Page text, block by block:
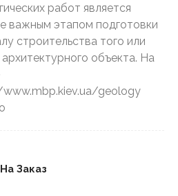
работ является
важным этапом подготовки
строительства того или
архитектурного объекта. На
geology
Заказ